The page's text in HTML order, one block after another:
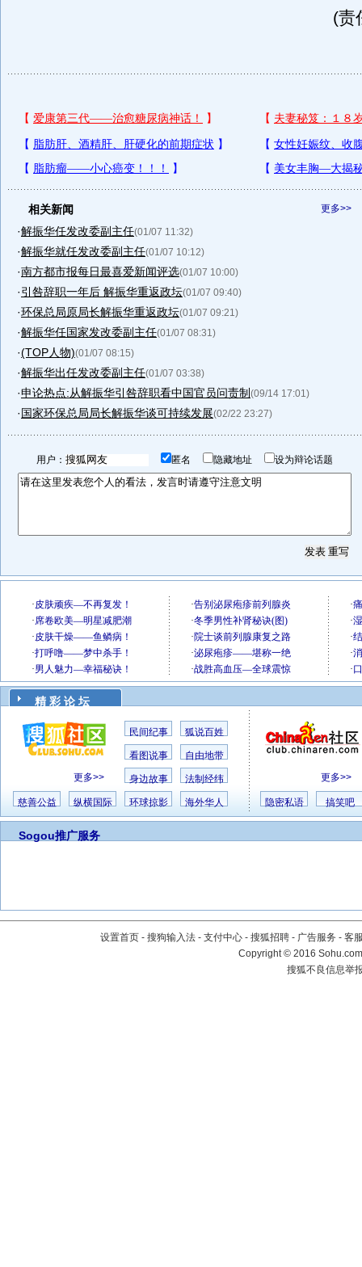
(责
更多>>
相关新闻
·解振华任发改委副主任(01/07 11:32)
·解振华就任发改委副主任(01/07 10:12)
·南方都市报每日最喜爱新闻评选(01/07 10:00)
·引咎辞职一年后 解振华重返政坛(01/07 09:40)
·环保总局原局长解振华重返政坛(01/07 09:21)
·解振华任国家发改委副主任(01/07 08:31)
·(TOP人物)(01/07 08:15)
·解振华出任发改委副主任(01/07 03:38)
·申论热点:从解振华引咎辞职看中国官员问责制 (09/14 17:01)
·国家环保总局局长解振华谈可持续发展(02/22 23:27)
用户： 匿名 隐藏地址 设为辩论话题
精 彩 论 坛
更多>>
民间纪事 狐说百姓
看图说事 自由地带
身边故事 法制经纬
慈善公益 纵横国际 环球掠影 海外华人
更多>>
隐密私语 搞笑吧
Sogou推广服务
设置首页 - 搜狗输入法 - 支付中心 - 搜狐招聘 - 广告服务 - 客
Copyright©2016
搜狐不良信息举